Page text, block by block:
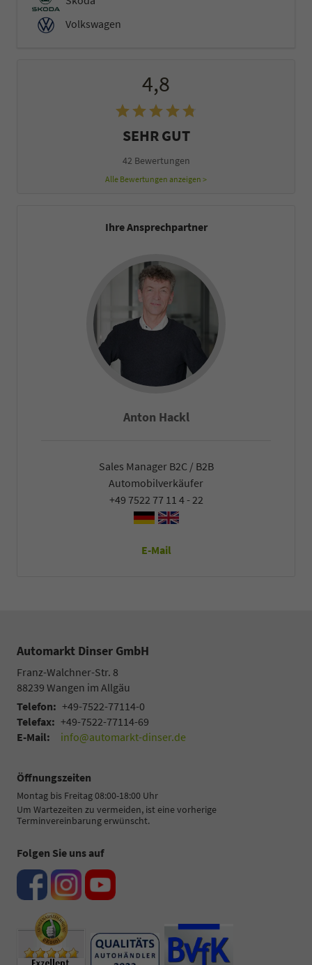
Volkswagen
4,8
SEHR GUT
42 Bewertungen
Alle Bewertungen anzeigen >
Ihre Ansprechpartner
Falco Heck
Sales Manager B2C / B2B
Automobilverkäufer
+49 7522 77 11 4 - 22
E-Mail
Automarkt Dinser GmbH
Franz-Walchner-Str. 8
88239 Wangen im Allgäu
Telefon: +49-7522-77114-0
Telefax: +49-7522-77114-69
E-Mail:
info@automarkt-dinser.de
Öffnungszeiten
Montag bis Freitag 08:00-18:00 Uhr
Um Wartezeiten zu vermeiden, ist eine vorherige
Terminvereinbarung erwünscht.
Folgen Sie uns auf